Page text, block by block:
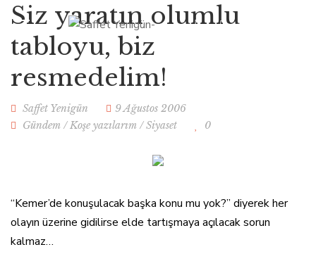
Siz yaratın olumlu
tabloyu, biz
resmedelim!
Saffet Yenigün
9 Ağustos 2006
Gündem /Koşe yazılarım /Siyaset 0
“Kemer’de konuşulacak başka konu mu yok?” diyerek her
olayın üzerine gidilirse elde tartışmaya açılacak sorun
kalmaz…